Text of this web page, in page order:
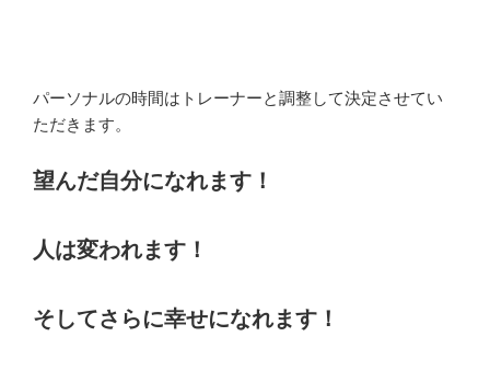
パーソナルの時間はトレーナーと調整して決定させてい
ただきます。
望んだ自分になれます！
人は変われます！
そしてさらに幸せになれます！